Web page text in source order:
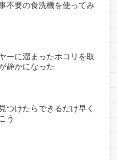
不要の食洗機を使ってみ
ーに溜まったホコリを取
静かになった
つけたらできるだけ早く
う